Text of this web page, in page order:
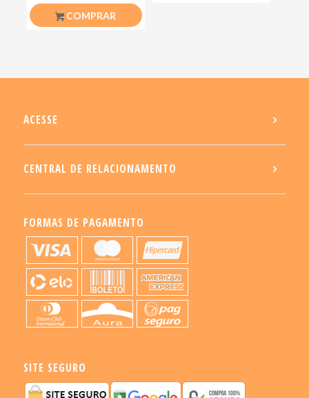
COMPRAR
ACESSE
CENTRAL DE RELACIONAMENTO
FORMAS DE PAGAMENTO
SITE SEGURO